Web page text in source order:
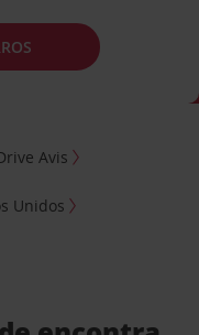
Avis
Unidos